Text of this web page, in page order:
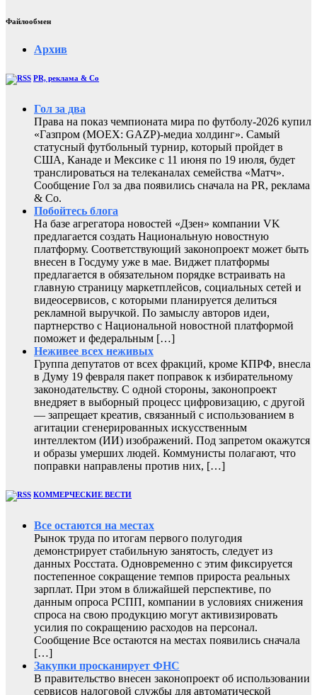
Файлообмен
Архив
PR, реклама & Co
Гол за два
Права на показ чемпионата мира по футболу-2026 купил
«Газпром (MOEX: GAZP)-медиа холдинг». Самый
статусный футбольный турнир, который пройдет в
США, Канаде и Мексике с 11 июня по 19 июля, будет
транслироваться на телеканалах семейства «Матч».
Сообщение Гол за два появились сначала на PR, реклама
& Co.
Побойтесь блога
На базе агрегатора новостей «Дзен» компании VK
предлагается создать Национальную новостную
платформу. Соответствующий законопроект может быть
внесен в Госдуму уже в мае. Виджет платформы
предлагается в обязательном порядке встраивать на
главную страницу маркетплейсов, социальных сетей и
видеосервисов, с которыми планируется делиться
рекламной выручкой. По замыслу авторов идеи,
партнерство с Национальной новостной платформой
поможет и федеральным […]
Неживее всех неживых
Группа депутатов от всех фракций, кроме КПРФ, внесла
в Думу 19 февраля пакет поправок к избирательному
законодательству. С одной стороны, законопроект
внедряет в выборный процесс цифровизацию, с другой
— запрещает креатив, связанный с использованием в
агитации сгенерированных искусственным
интеллектом (ИИ) изображений. Под запретом окажутся
и образы умерших людей. Коммунисты полагают, что
поправки направлены против них, […]
КОММЕРЧЕСКИЕ ВЕСТИ
Все остаются на местах
Рынок труда по итогам первого полугодия
демонстрирует стабильную занятость, следует из
данных Росстата. Одновременно с этим фиксируется
постепенное сокращение темпов прироста реальных
зарплат. При этом в ближайшей перспективе, по
данным опроса РСПП, компании в условиях снижения
спроса на свою продукцию могут активизировать
усилия по сокращению расходов на персонал.
Сообщение Все остаются на местах появились сначала
[…]
Закупки просканирует ФНС
В правительство внесен законопроект об использовании
сервисов налоговой службы для автоматической